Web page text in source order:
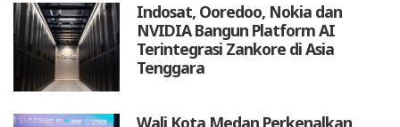
Indosat, Ooredoo, Nokia dan
NVIDIA Bangun Platform AI
Terintegrasi Zankore di Asia
Tenggara
Wali Kota Medan Perkenalkan